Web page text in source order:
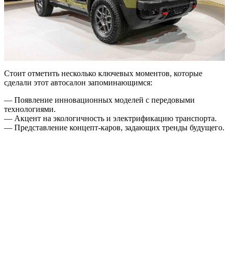
Стоит отметить несколько ключевых моментов, которые
сделали этот автосалон запоминающимся:
— Появление инновационных моделей с передовыми
технологиями.
— Акцент на экологичность и электрификацию транспорта.
— Представление концепт-каров, задающих тренды будущего.